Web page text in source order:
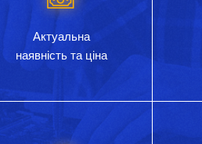
Актуальна
наявність та ціна